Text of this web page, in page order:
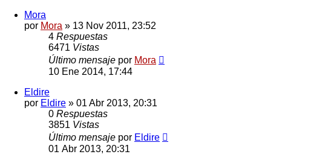
Mora
por Mora » 13 Nov 2011, 23:52
4 Respuestas
6471 Vistas
Último mensaje por Mora
10 Ene 2014, 17:44
Eldire
por Eldire » 01 Abr 2013, 20:31
0 Respuestas
3851 Vistas
Último mensaje por Eldire
01 Abr 2013, 20:31